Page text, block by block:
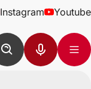
Instagram Youtube